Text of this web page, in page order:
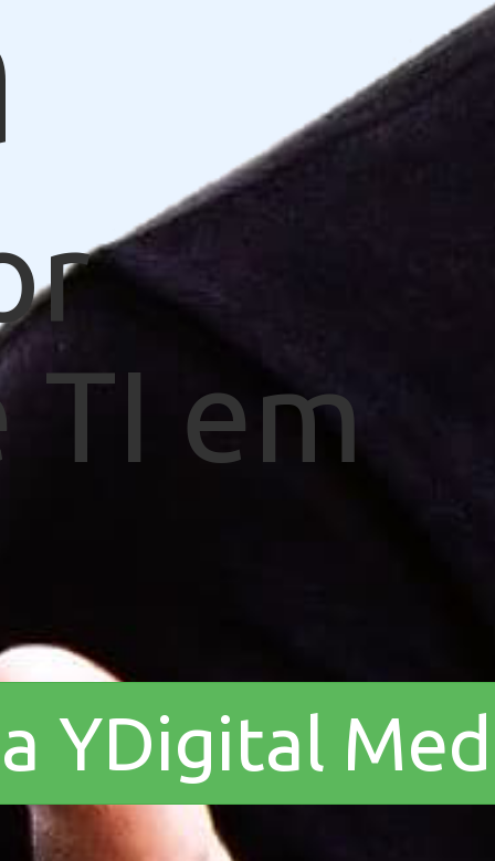
em
YDigital